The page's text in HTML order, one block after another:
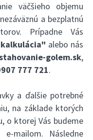
väčšieho objemu
a bezplatnú
Prípadne Vás
alebo nás
golem.sk,
777 721.
a ďalšie potrebné
na základe ktorých
o ktorej Vás budeme
mailom. Následne